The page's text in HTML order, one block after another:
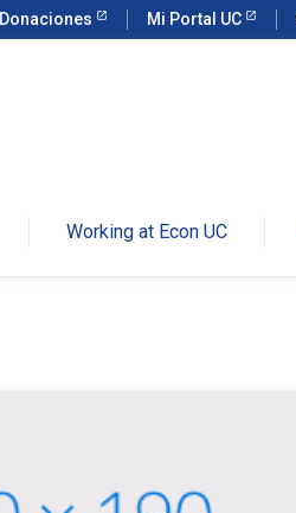
Donaciones Mi Portal UC
Working at Econ UC